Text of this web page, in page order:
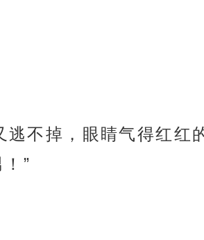
不掉，眼睛气得红红
”